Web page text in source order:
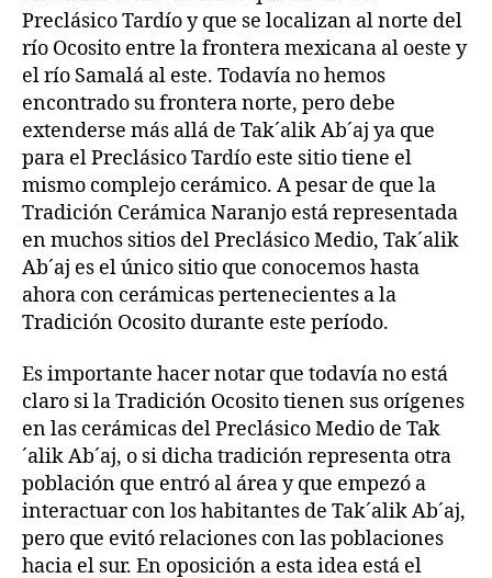
Preclásico Tardío y que se localizan al norte del
río Ocosito entre la frontera mexicana al oeste y
el río Samalá al este. Todavía no hemos
encontrado su frontera norte, pero debe
extenderse más allá de Tak´alik Ab´aj ya que
para el Preclásico Tardío este sitio tiene el
mismo complejo cerámico. A pesar de que la
Tradición Cerámica Naranjo está representada
en muchos sitios del Preclásico Medio, Tak´alik
Ab´aj es el único sitio que conocemos hasta
ahora con cerámicas pertenecientes a la
Tradición Ocosito durante este período.
Es importante hacer notar que todavía no está
claro si la Tradición Ocosito tienen sus orígenes
en las cerámicas del Preclásico Medio de Tak
´alik Ab´aj, o si dicha tradición representa otra
población que entró al área y que empezó a
interactuar con los habitantes de Tak´alik Ab´aj,
pero que evitó relaciones con las poblaciones
hacia el sur. En oposición a esta idea está el